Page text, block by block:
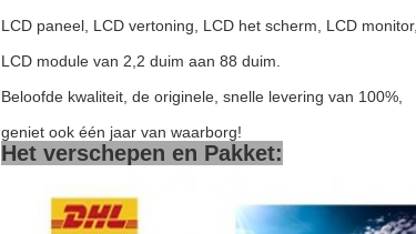
LCD paneel, LCD vertoning, LCD het scherm, LCD monitor,
LCD module van 2,2 duim aan 88 duim.
Beloofde kwaliteit, de originele, snelle levering van 100%,
geniet ook één jaar van waarborg!
Het verschepen en Pakket: